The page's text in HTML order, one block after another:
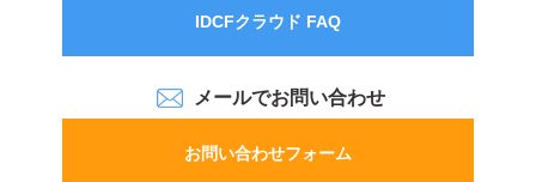
IDCFクラウド FAQ
メールでお問い合わせ
お問い合わせフォーム